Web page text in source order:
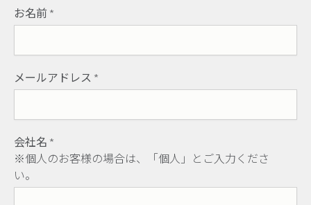
お名前 *
メールアドレス *
会社名 *
※個人のお客様の場合は、「個人」とご入力くださ
い。